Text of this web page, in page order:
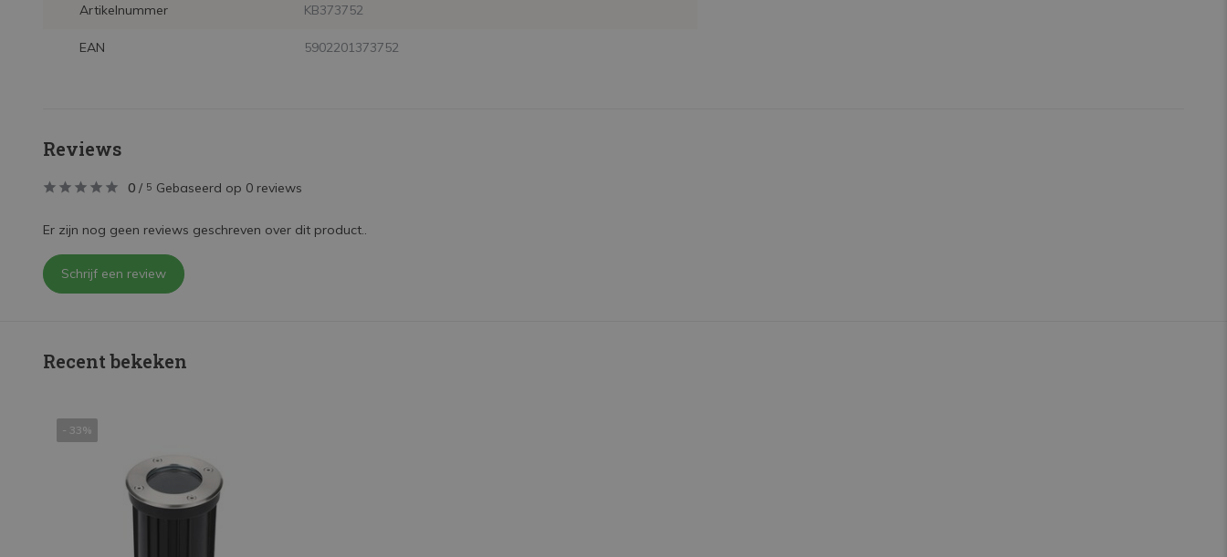
Artikelnummer KB373752
EAN 5902201373752
Reviews
0 / 5 Gebaseerd op 0 reviews
Er zijn nog geen reviews geschreven over dit product..
Schrijf een review
Recent bekeken
- 33%